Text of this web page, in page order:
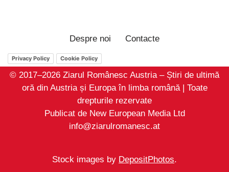
Despre noi Contacte
Privacy Policy Cookie Policy
© 2017–2026 Ziarul Românesc Austria – Știri de ultimă
oră din Austria și Europa în limba română | Toate
drepturile rezervate
Publicat de New European Media Ltd
info@ziarulromanesc.at
Stock images by DepositPhotos.